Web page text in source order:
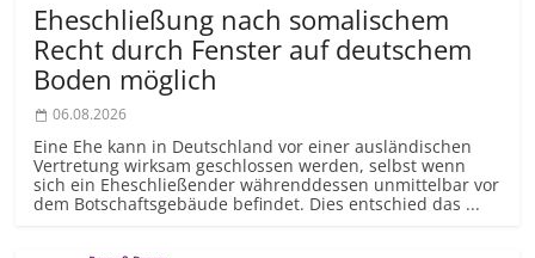
Eheschließung nach somalischem
Recht durch Fenster auf deutschem
Boden möglich
06.08.2026
Eine Ehe kann in Deutschland vor einer ausländischen
Vertretung wirksam geschlossen werden, selbst wenn
sich ein Eheschließender währenddessen unmittelbar vor
dem Botschaftsgebäude befindet. Dies entschied das ...